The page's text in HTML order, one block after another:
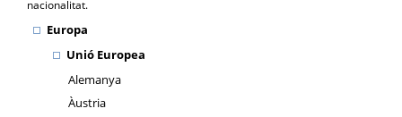
nacionalitat.
Europa
Unió Europea
Alemanya
Àustria